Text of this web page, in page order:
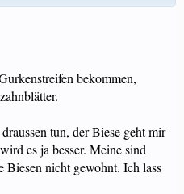
bekommen,
tun, der Biese geht mir
es ja besser. Meine sind
Biesen nicht gewohnt. Ich lass